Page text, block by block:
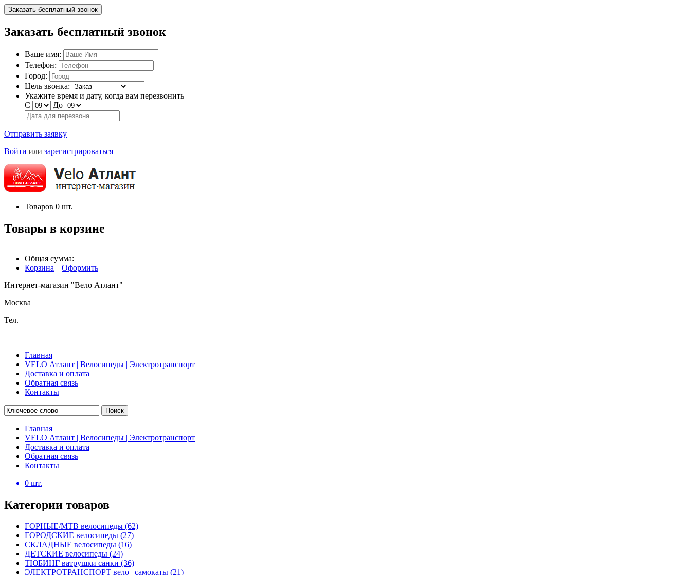
Заказать бесплатный звонок
Заказать бесплатный звонок
Ваше имя:
Телефон:
Город:
Цель звонка:
Укажите время и дату, когда вам перезвонить
С
До
Отправить заявку
Войти или зарегистрироваться
Товаров 0 шт.
Товары в корзине
Общая сумма:
Корзина | Оформить
Интернет-магазин "Вело Атлант"
Москва
Тел.
Главная
VELO Атлант | Велосипеды | Электротранспорт
Доставка и оплата
Обратная связь
Контакты
Поиск
Главная
VELO Атлант | Велосипеды | Электротранспорт
Доставка и оплата
Обратная связь
Контакты
0 шт.
Категории товаров
ГОРНЫЕ/MTB велосипеды (62)
ГОРОДСКИЕ велосипеды (27)
СКЛАДНЫЕ велосипеды (16)
ДЕТСКИЕ велосипеды (24)
ТЮБИНГ ватрушки санки (36)
ЭЛЕКТРОТРАНСПОРТ вело | самокаты (21)